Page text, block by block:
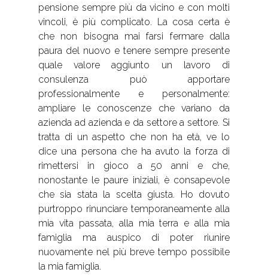
pensione sempre più da vicino e con molti
vincoli, è più complicato. La cosa certa è
che non bisogna mai farsi fermare dalla
paura del nuovo e tenere sempre presente
quale valore aggiunto un lavoro di
consulenza può apportare
professionalmente e personalmente:
ampliare le conoscenze che variano da
azienda ad azienda e da settore a settore. Si
tratta di un aspetto che non ha età, ve lo
dice una persona che ha avuto la forza di
rimettersi in gioco a 50 anni e che,
nonostante le paure iniziali, è consapevole
che sia stata la scelta giusta. Ho dovuto
purtroppo rinunciare temporaneamente alla
mia vita passata, alla mia terra e alla mia
famiglia ma auspico di poter riunire
nuovamente nel più breve tempo possibile
la mia famiglia.